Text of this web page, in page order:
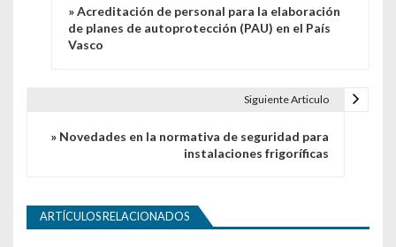
» Acreditación de personal para la elaboración
de planes de autoprotección (PAU) en el País
Vasco
Siguiente Articulo
» Novedades en la normativa de seguridad para
instalaciones frigoríficas
ARTÍCULOS RELACIONADOS